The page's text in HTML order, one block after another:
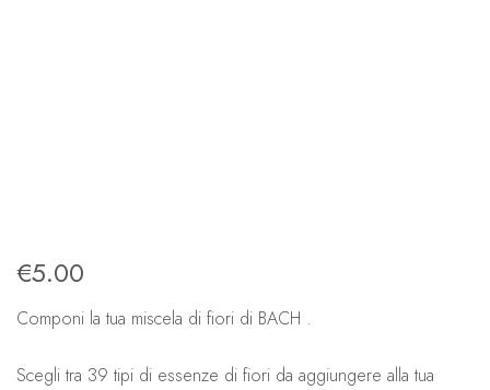
€5.00
Componi la tua miscela di fiori di BACH .
Scegli tra 39 tipi di essenze di fiori da aggiungere alla tua